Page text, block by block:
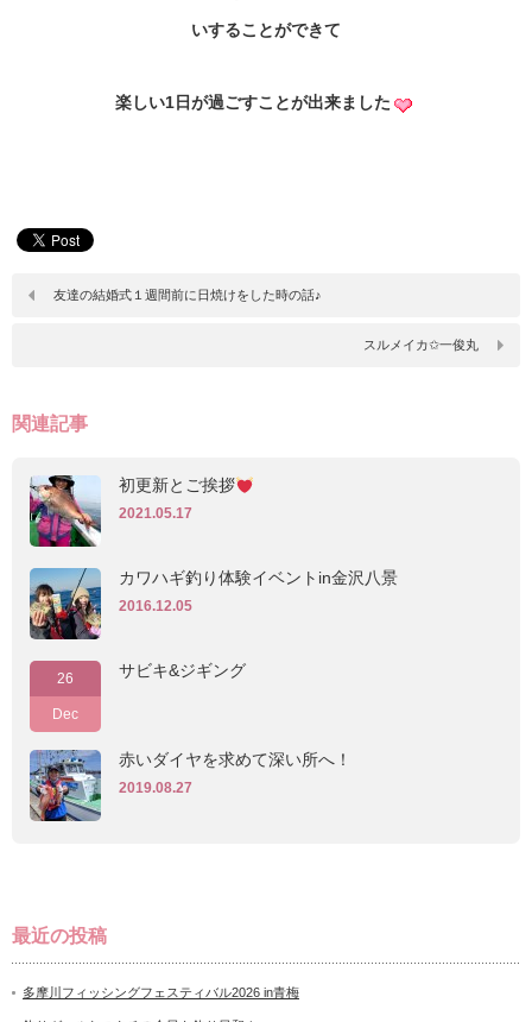
いすることができて
楽しい1日が過ごすことが出来ました
友達の結婚式１週間前に日焼けをした時の話♪
スルメイカ✩一俊丸
関連記事
初更新とご挨拶
2021.05.17
カワハギ釣り体験イベントin金沢八景
2016.12.05
26
Dec
サビキ&ジギング
赤いダイヤを求めて深い所へ！
2019.08.27
最近の投稿
多摩川フィッシングフェスティバル2026 in青梅